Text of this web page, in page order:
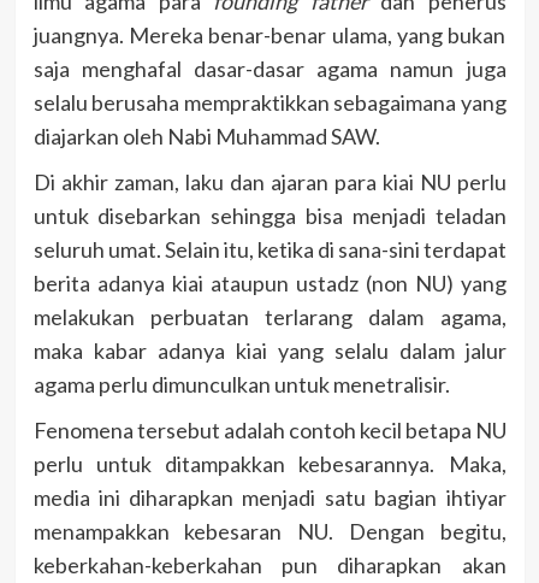
juangnya. Mereka benar-benar ulama, yang bukan
saja menghafal dasar-dasar agama namun juga
selalu berusaha mempraktikkan sebagaimana yang
diajarkan oleh Nabi Muhammad SAW.
Di akhir zaman, laku dan ajaran para kiai NU perlu
untuk disebarkan sehingga bisa menjadi teladan
seluruh umat. Selain itu, ketika di sana-sini terdapat
berita adanya kiai ataupun ustadz (non NU) yang
melakukan perbuatan terlarang dalam agama,
maka kabar adanya kiai yang selalu dalam jalur
agama perlu dimunculkan untuk menetralisir.
Fenomena tersebut adalah contoh kecil betapa NU
perlu untuk ditampakkan kebesarannya. Maka,
media ini diharapkan menjadi satu bagian ihtiyar
menampakkan kebesaran NU. Dengan begitu,
keberkahan-keberkahan pun diharapkan akan